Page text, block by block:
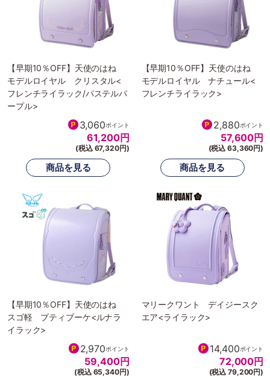
【早期10％OFF】天使のはね
モデルロイヤル クリスタル<
フレンチライラック/パステルパ
ープル>
3,060ポイント
61,200円
(税込 67,320円)
【早期10％OFF】天使のはね
モデルロイヤル ナチュール<
フレンチライラック>
2,880ポイント
57,600円
(税込 63,360円)
【早期10％OFF】天使のはね
スゴ軽 プティブーケ<ルナラ
イラック>
2,970ポイント
59,400円
(税込 65,340円)
マリークワント デイジースク
エア<ライラック>
14,400ポイント
72,000円
(税込 79,200円)